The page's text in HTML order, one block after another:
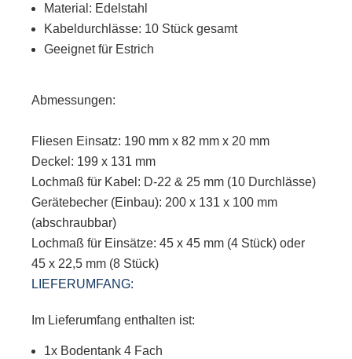
Material: Edelstahl
Kabeldurchlässe: 10 Stück gesamt
Geeignet für Estrich
Abmessungen:
Fliesen Einsatz: 190 mm x 82 mm x 20 mm
Deckel: 199 x 131 mm
Lochmaß für Kabel: D-22 & 25 mm (10 Durchlässe)
Gerätebecher (Einbau): 200 x 131 x 100 mm
(abschraubbar)
Lochmaß für Einsätze: 45 x 45 mm (4 Stück) oder
45 x 22,5 mm (8 Stück)
LIEFERUMFANG:
Im Lieferumfang enthalten ist:
1x Bodentank 4 Fach